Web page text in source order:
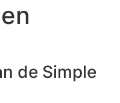
de Simple